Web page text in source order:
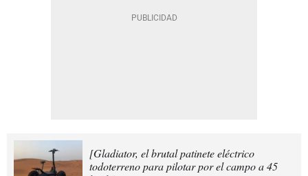
[Gladiator, el brutal patinete eléctrico
todoterreno para pilotar por el campo a 45